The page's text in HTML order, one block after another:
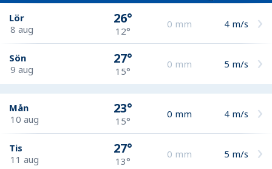
Lör
8 aug
26°
12°
0 mm 4 m/s
Sön
9 aug
27°
15°
0 mm 5 m/s
Mån
10 aug
23°
15°
0 mm 4 m/s
Tis
11 aug
27°
13°
0 mm 5 m/s